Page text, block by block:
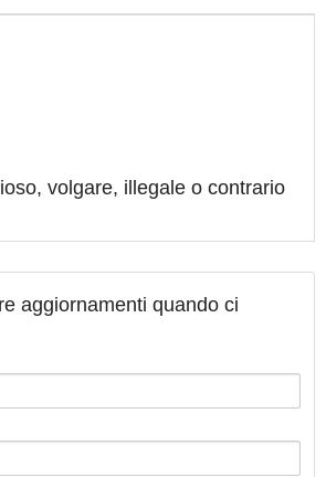
volgare, illegale o contrario
aggiornamenti quando ci